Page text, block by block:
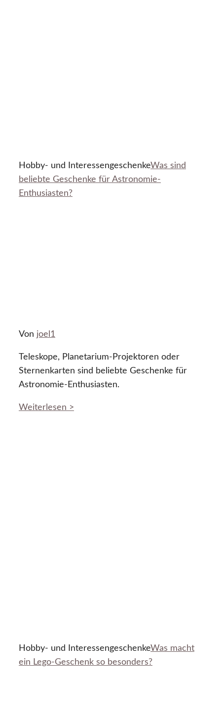
Hobby- und InteressengeschenkeWas sind
beliebte Geschenke für Astronomie-
Enthusiasten?
Von joel1
Teleskope, Planetarium-Projektoren oder
Sternenkarten sind beliebte Geschenke für
Astronomie-Enthusiasten.
Weiterlesen >
Hobby- und InteressengeschenkeWas macht
ein Lego-Geschenk so besonders?